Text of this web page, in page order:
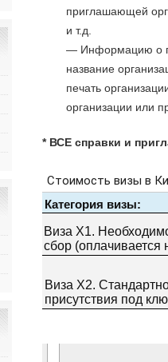
приглашающей
и т.д.
— Информацию о
название
печать
организации или
* ВСЕ справки и